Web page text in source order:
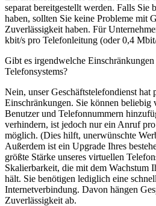
separat bereitgestellt werden. Falls Sie
haben, sollten Sie keine Probleme mit
Zuverlässigkeit haben. Für
kbit/s pro Telefonleitung (oder 0,4
Gibt es irgendwelche
Telefonsystems?
Nein, unser Geschäftstelefondienst hat
Einschränkungen. Sie können beliebig
Benutzer und Telefonnummern
verhindern, ist jedoch nur ein Anruf
möglich. (Dies hilft, unerwünschte
Außerdem ist ein Upgrade Ihres
größte Stärke unseres virtuellen
Skalierbarkeit, die mit dem Wachstum
hält. Sie benötigen lediglich eine
Internetverbindung. Davon hängen
Zuverlässigkeit ab.